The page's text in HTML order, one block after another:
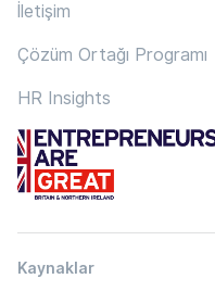
İletişim
Çözüm Ortağı Programı
HR Insights
Kaynaklar